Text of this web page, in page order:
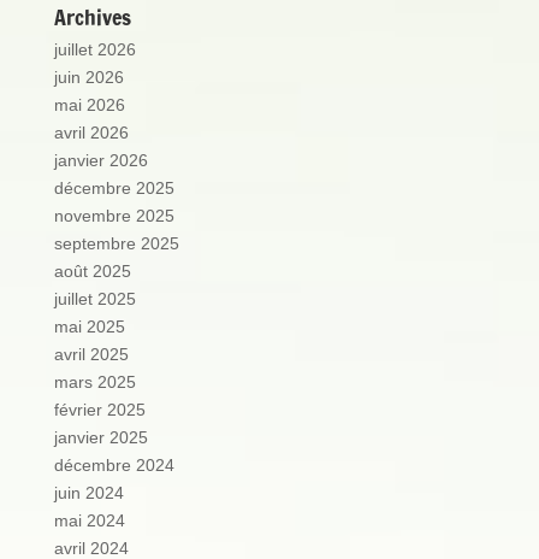
Archives
juillet 2026
juin 2026
mai 2026
avril 2026
janvier 2026
décembre 2025
novembre 2025
septembre 2025
août 2025
juillet 2025
mai 2025
avril 2025
mars 2025
février 2025
janvier 2025
décembre 2024
juin 2024
mai 2024
avril 2024